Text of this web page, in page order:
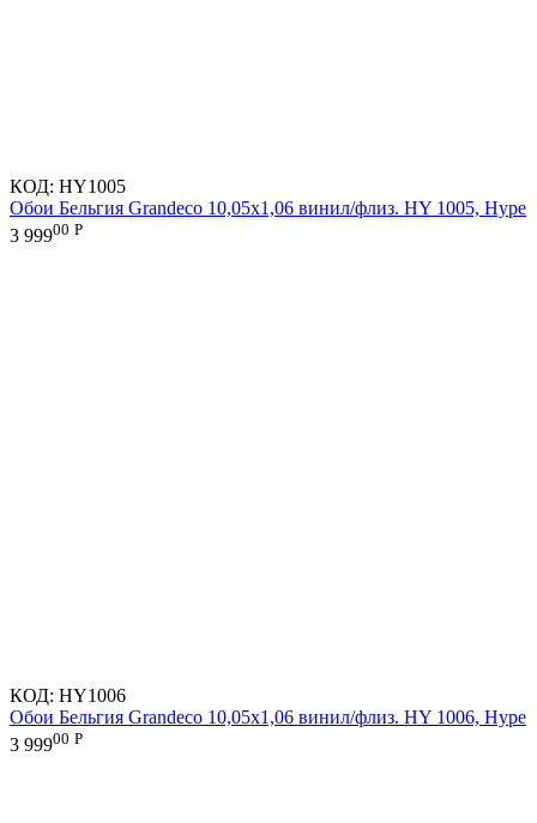
КОД: HY1005
Обои Бельгия Grandeco 10,05х1,06 винил/флиз. HY 1005, Hype
3 99900 Р
КОД: HY1006
Обои Бельгия Grandeco 10,05х1,06 винил/флиз. HY 1006, Hype
3 99900 Р